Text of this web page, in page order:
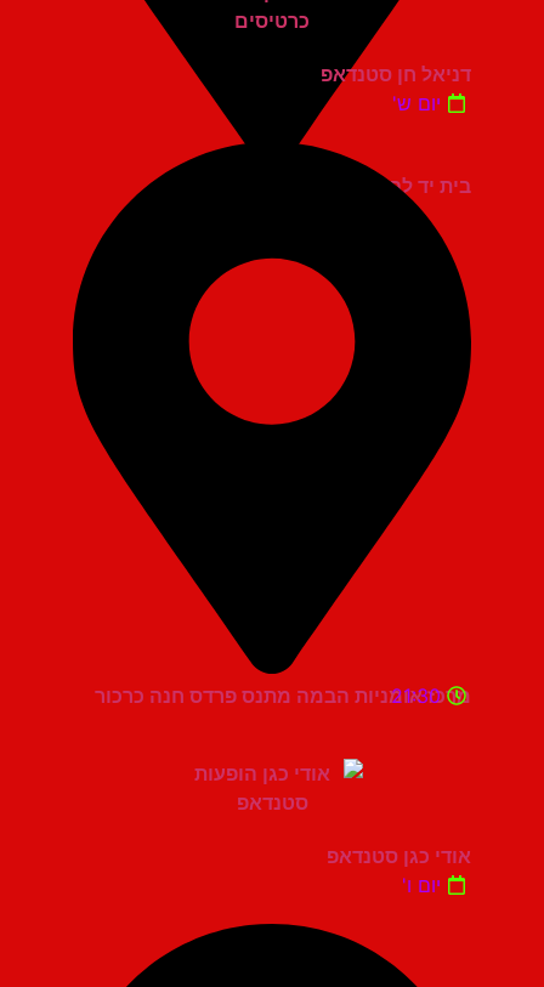
בית יד לבנים אשדוד
דניאל חן סטנדאפ
יום ש'
מרכז אומניות הבמה מתנס פרדס חנה כרכור
21:30
אודי כגן סטנדאפ
יום ו'